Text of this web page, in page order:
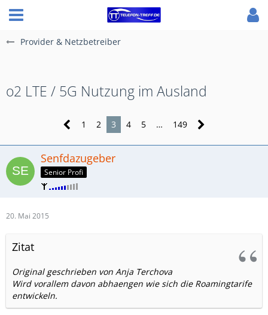
Provider & Netzbetreiber
o2 LTE / 5G Nutzung im Ausland
1 2 3 4 5 … 149
Senfdazugeber
Senior Profi
20. Mai 2015
Zitat
Original geschrieben von Anja Terchova
Wird vorallem davon abhaengen wie sich die Roamingtarife
entwickeln.